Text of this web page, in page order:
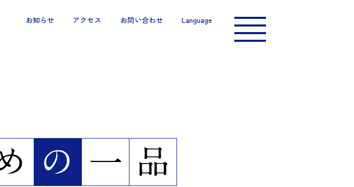
お知らせ アクセス お問い合わせ Language